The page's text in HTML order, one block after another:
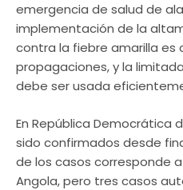
emergencia de salud de
implementación de la
contra la fiebre amarilla es
propagaciones, y la
debe ser usada
En República Democrática
sido confirmados desde
de los casos corresponde
Angola, pero tres casos